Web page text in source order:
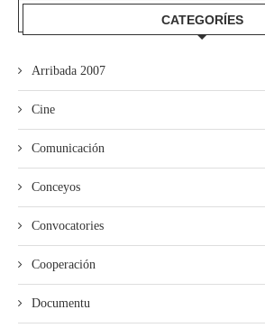
CATEGORÍES
Arribada 2007
Cine
Comunicación
Conceyos
Convocatories
Cooperación
Documentu